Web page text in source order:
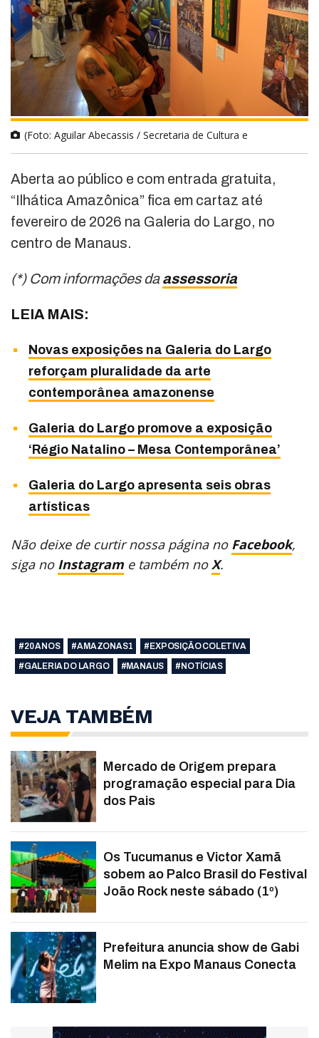
(Foto: Aguilar Abecassis / Secretaria de Cultura e
Aberta ao público e com entrada gratuita,
“Ilhática Amazônica” fica em cartaz até
fevereiro de 2026 na Galeria do Largo, no
centro de Manaus.
(*) Com informações daassessoria
LEIA MAIS:
Novas exposições na Galeria do Largo
reforçam pluralidade da arte
contemporânea amazonense
Galeria do Largo promove a exposição
‘Régio Natalino – Mesa Contemporânea’
Galeria do Largo apresenta seis obras
artísticas
Não deixe de curtir nossa página no Facebook,
siga no Instagram e também noX.
#20 ANOS #AMAZONAS1
#EXPOSIÇÃO COLETIVA
#GALERIA DO LARGO
#MANAUS #NOTÍCIAS
VEJA TAMBÉM
Mercado de Origem prepara
programação especial para Dia
dos Pais
Os Tucumanus e Victor Xamã
sobem ao Palco Brasil do Festival
João Rock neste sábado (1º)
Prefeitura anuncia show de Gabi
Melim na Expo Manaus Conecta